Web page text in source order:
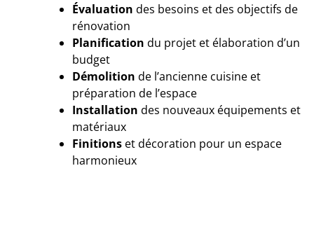
Évaluation des besoins et des objectifs de
rénovation
Planification du projet et élaboration d’un
budget
Démolition de l’ancienne cuisine et
préparation de l’espace
Installation des nouveaux équipements et
matériaux
Finitions et décoration pour un espace
harmonieux